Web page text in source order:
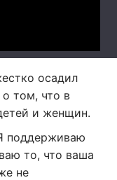
осадил
том, что в
и женщин.
поддерживаю
то, что ваша
не